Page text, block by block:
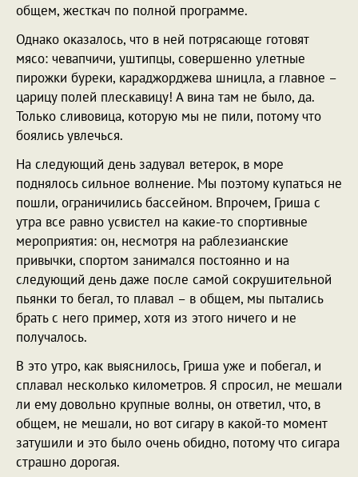
общем, жесткач по полной программе.
Однако оказалось, что в ней потрясающе готовят
мясо: чевапчичи, уштипцы, совершенно улетные
пирожки буреки, караджорджева шницла, а главное –
царицу полей плескавицу! А вина там не было, да.
Только сливовица, которую мы не пили, потому что
боялись увлечься.
На следующий день задувал ветерок, в море
поднялось сильное волнение. Мы поэтому купаться не
пошли, ограничились бассейном. Впрочем, Гриша с
утра все равно усвистел на какие-то спортивные
мероприятия: он, несмотря на раблезианские
привычки, спортом занимался постоянно и на
следующий день даже после самой сокрушительной
пьянки то бегал, то плавал – в общем, мы пытались
брать с него пример, хотя из этого ничего и не
получалось.
В это утро, как выяснилось, Гриша уже и побегал, и
сплавал несколько километров. Я спросил, не мешали
ли ему довольно крупные волны, он ответил, что, в
общем, не мешали, но вот сигару в какой-то момент
затушили и это было очень обидно, потому что сигара
страшно дорогая.